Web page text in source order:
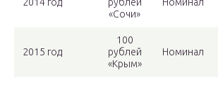
«Сочи»
2015 год
100
рублей
«Крым»
Номинал